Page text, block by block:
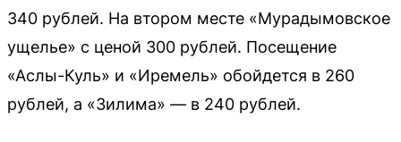
340 рублей. На втором месте «Мурадымовское
ущелье» с ценой 300 рублей. Посещение
«Аслы-Куль» и «Иремель» обойдется в 260
рублей, а «Зилима» — в 240 рублей.